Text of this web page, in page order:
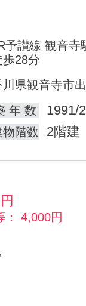
予讃線 観音寺
歩28分
川県観音寺市
年 数
1991/
物階数 2階建
円
： 4,000円